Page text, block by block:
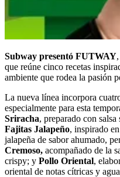
Subway presentó FUTWAY
que reúne cinco recetas
ambiente que rodea la pasión
La nueva línea incorpora
especialmente para esta
Sriracha, preparado con
Fajitas Jalapeño, inspirado
jalapeña de sabor ahumado,
Cremoso, acompañado de la
crispy; y Pollo Oriental,
oriental de notas cítricas y